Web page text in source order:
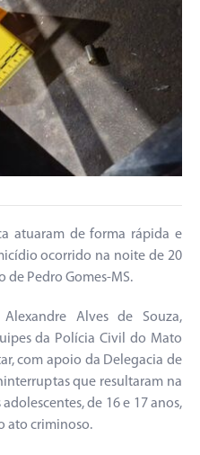
atuaram de forma rápida e
ocorrido na noite de 20
de Pedro Gomes-MS.
Alves de Souza,
da Polícia Civil do Mato
com apoio da Delegacia de
que resultaram na
de 16 e 17 anos,
ato criminoso.